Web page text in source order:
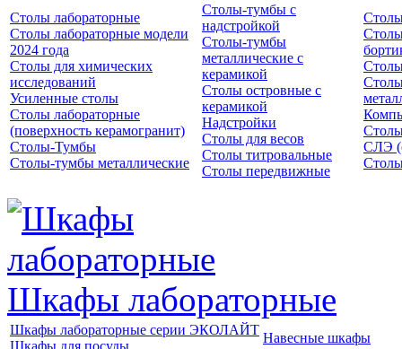
Столы лабораторные
Столы лабораторные модели
2024 года
Столы для химических
исследований
Усиленные столы
Столы лабораторные
(поверхность керамогранит)
Столы-Тумбы
Столы-тумбы металлические
Столы-тумбы с
надстройкой
Столы-тумбы
металлические с
керамикой
Столы островные с
керамикой
Надстройки
Столы для весов
Столы титровальные
Столы передвижные
СЛЭ
Шкафы лабораторные
Шкафы лабораторные серии ЭКОЛАЙТ
Шкафы для посуды
Навесные шкафы